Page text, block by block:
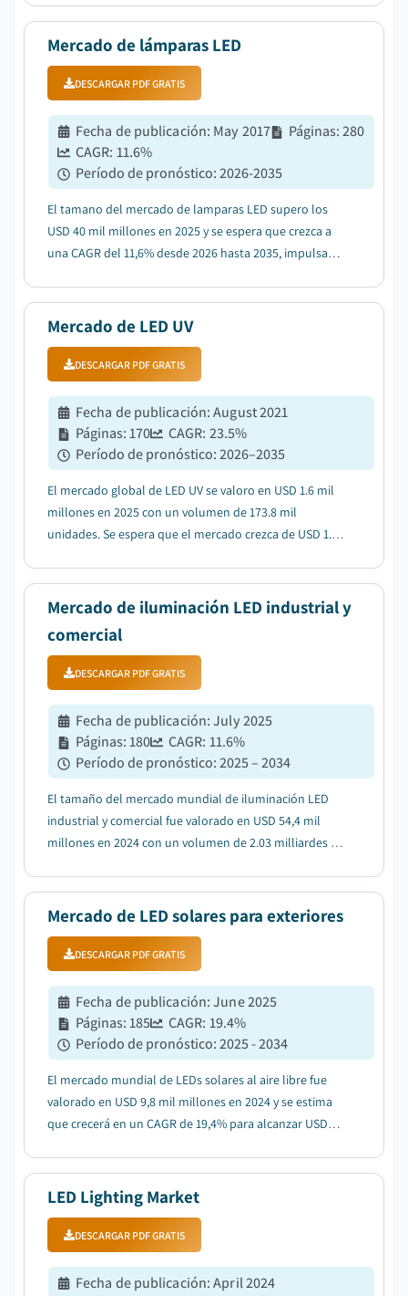
Mercado de lámparas LED
DESCARGAR PDF GRATIS
Fecha de publicación: May 2017 Páginas:280
CAGR: 11.6%
Período de pronóstico:2026-2035
El tamano del mercado de lamparas LED supero los
USD 40 mil millones en 2025 y se espera que crezca a
una CAGR del 11,6% desde 2026 hasta 2035, impulsado
Mercado de LED UV
DESCARGAR PDF GRATIS
Fecha de publicación:August 2021
Páginas:170 CAGR: 23.5%
Período de pronóstico:2026–2035
El mercado global de LED UV se valoro en USD 1.6 mil
millones en 2025 con un volumen de 173.8 mil
unidades. Se espera que el mercado crezca de USD 1.9
1220.8 mil unidades, creciendo a una tasa d...
Mercado de iluminación LED industrial y
comercial
DESCARGAR PDF GRATIS
Fecha de publicación:July 2025
Páginas:180 CAGR: 11.6%
Período de pronóstico:2025 – 2034
El tamaño del mercado mundial de iluminación LED
industrial y comercial fue valorado en USD 54,4 mil
millones en 2024 con un volumen de 2.03 milliardes de
un volumen de 5.73 mil millones de unidad...
Mercado de LED solares para exteriores
DESCARGAR PDF GRATIS
Fecha de publicación:June 2025
Páginas:185 CAGR: 19.4%
Período de pronóstico:2025 - 2034
El mercado mundial de LEDs solares al aire libre fue
valorado en USD 9,8 mil millones en 2024 y se estima
que crecerá en un CAGR de 19,4% para alcanzar USD
LED Lighting Market
DESCARGAR PDF GRATIS
Fecha de publicación:April 2024